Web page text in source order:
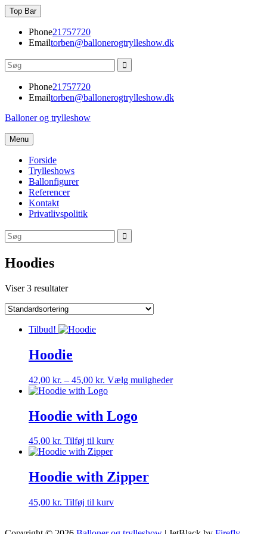
Skip
to
content
Top Bar
Phone21757720
Emailtorben@ballonerogtrylleshow.dk
Search
for:
Phone21757720
Emailtorben@ballonerogtrylleshow.dk
Balloner og trylleshow
Menu
Forside
Trylleshows
Ballonfigurer
Referencer
Kontakt
Privatlivspolitik
Search
Search
for:
Hoodies
Viser 3 resultater
Tilbud!
Hoodie
42,00 kr. – 45,00 kr. Vælg mulighederDette
Hoodie with Logo
45,00 kr. Tilføj til kurv
Hoodie with Zipper
45,00 kr. Tilføj til kurv